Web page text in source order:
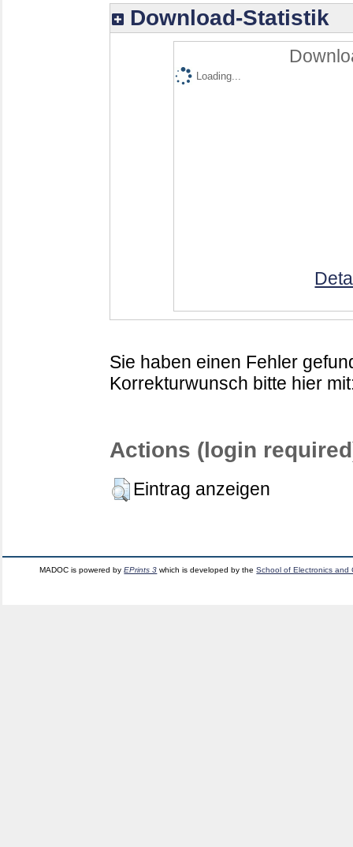
Download-Statistik
Loading...
Sie haben einen Fehler
Korrekturwunsch bitte hier
Actions (login
Eintrag anzeigen
MADOC is powered byEPrints 3 which is developed by theSchool of Electronics and